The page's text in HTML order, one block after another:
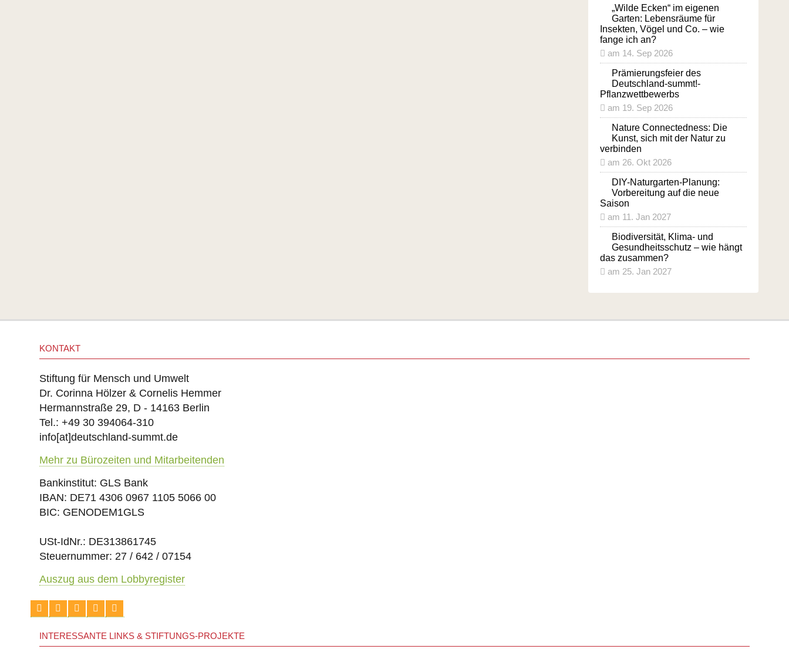
„Wilde Ecken“ im eigenen
Garten: Lebensräume für
Insekten, Vögel und Co. – wie
fange ich an?
am 14. Sep 2026
Prämierungsfeier des
Deutschland-summt!-
Pflanzwettbewerbs
am 19. Sep 2026
Nature Connectedness: Die
Kunst, sich mit der Natur zu
verbinden
am 26. Okt 2026
DIY-Naturgarten-Planung:
Vorbereitung auf die neue
Saison
am 11. Jan 2027
Biodiversität, Klima- und
Gesundheitsschutz – wie hängt
das zusammen?
am 25. Jan 2027
KONTAKT
Stiftung für Mensch und Umwelt
Dr. Corinna Hölzer & Cornelis Hemmer
Hermannstraße 29, D - 14163 Berlin
Tel.: +49 30 394064-310
info[at]deutschland-summt.de
Mehr zu Bürozeiten und Mitarbeitenden
Bankinstitut: GLS Bank
IBAN: DE71 4306 0967 1105 5066 00
BIC: GENODEM1GLS
USt-IdNr.: DE313861745
Steuernummer: 27 / 642 / 07154
Auszug aus dem Lobbyregister
INTERESSANTE LINKS & STIFTUNGS-PROJEKTE